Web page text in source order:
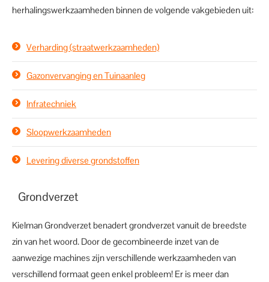
herhalingswerkzaamheden binnen de volgende vakgebieden uit:
Verharding (straatwerkzaamheden)
Gazonvervanging en Tuinaanleg
Infratechniek
Sloopwerkzaamheden
Levering diverse grondstoffen
Grondverzet
Kielman Grondverzet benadert grondverzet vanuit de breedste
zin van het woord. Door de gecombineerde inzet van de
aanwezige machines zijn verschillende werkzaamheden van
verschillend formaat geen enkel probleem! Er is meer dan